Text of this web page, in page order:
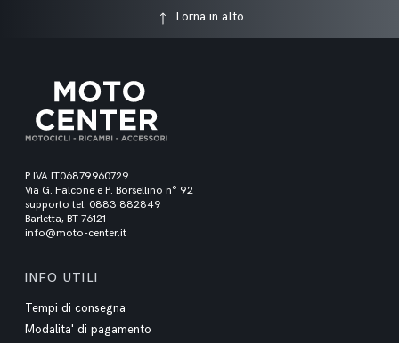
Torna in alto
P.IVA IT06879960729
Via G. Falcone e P. Borsellino n° 92
supporto tel. 0883 882849
Barletta, BT 76121
info@moto-center.it
INFO UTILI
Tempi di consegna
Modalita' di pagamento